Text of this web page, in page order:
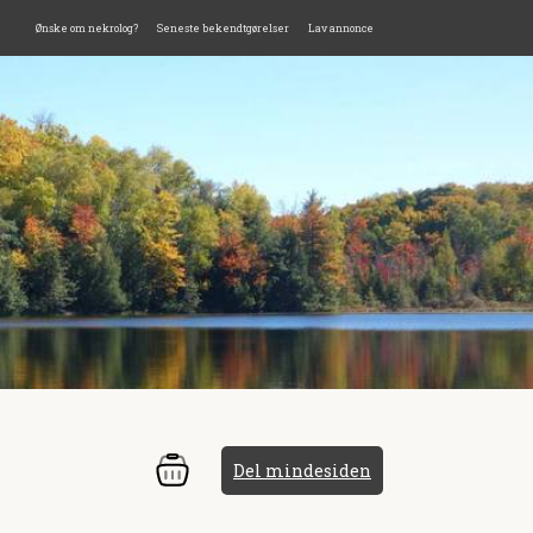
Ønske om nekrolog? Seneste bekendtgørelser Lav annonce
Del mindesiden